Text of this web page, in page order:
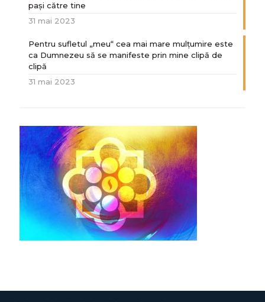
paşi către tine
31 mai 2023
Pentru sufletul „meu“ cea mai mare mulțumire este
ca Dumnezeu să se manifeste prin mine clipă de
clipă
31 mai 2023